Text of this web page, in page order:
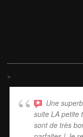
Une
suite LA petite
sont de très